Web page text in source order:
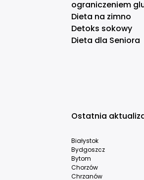
ograniczeniem
Dieta na zimno
Detoks sokowy
Dieta dla Seniora
Ostatnia
Białystok
Bydgoszcz
Bytom
Chorzów
Chrzanów